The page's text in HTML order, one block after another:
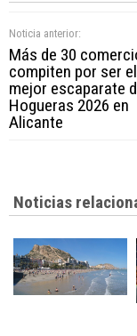
Noticia anterior:
Más de 30
compiten por ser el
mejor escaparate
Hogueras 2026 en
Alicante
Noticias